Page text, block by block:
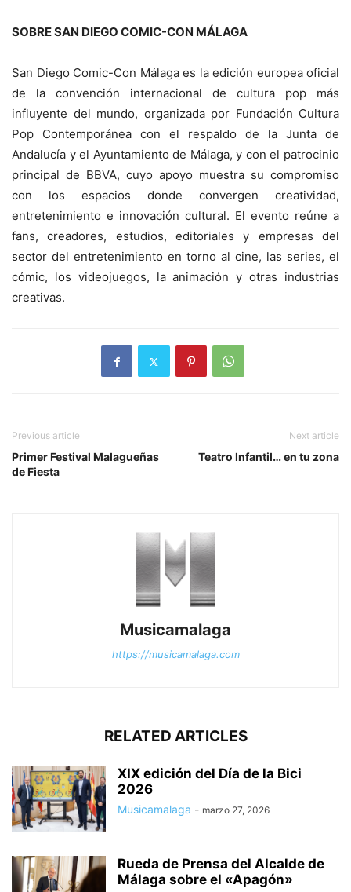
SOBRE SAN DIEGO COMIC-CON MÁLAGA
San Diego Comic-Con Málaga es la edición europea oficial
de la convención internacional de cultura pop más
influyente del mundo, organizada por Fundación Cultura
Pop Contemporánea con el respaldo de la Junta de
Andalucía y el Ayuntamiento de Málaga, y con el patrocinio
principal de BBVA, cuyo apoyo muestra su compromiso
con los espacios donde convergen creatividad,
entretenimiento e innovación cultural. El evento reúne a
fans, creadores, estudios, editoriales y empresas del
sector del entretenimiento en torno al cine, las series, el
cómic, los videojuegos, la animación y otras industrias
creativas.
Previous article
Primer Festival Malagueñas
de Fiesta
Next article
Teatro Infantil… en tu zona
Musicamalaga
https://musicamalaga.com
RELATED ARTICLES
XIX edición del Día de la Bici
2026
Musicamalaga - marzo 27, 2026
Rueda de Prensa del Alcalde de
Málaga sobre el «Apagón»